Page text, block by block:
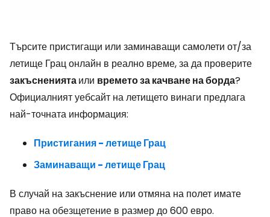
Търсите пристигащи или заминаващи самолети от/за
летище Грац онлайн в реално време, за да проверите
закъснениятаили времето за качване на борда?
Официалният уебсайт на летището винаги предлага
най-точната информация:
Пристигания - летище Грац
Заминаващи - летище Грац
В случай на закъснение или отмяна на полет имате
право на обезщетение в размер до 600 евро.